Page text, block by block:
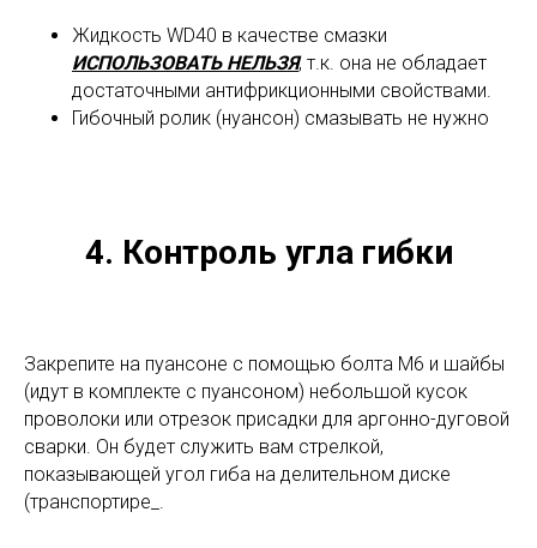
Жидкость WD40 в качестве смазки
ИСПОЛЬЗОВАТЬ НЕЛЬЗЯ, т.к. она не обладает
достаточными антифрикционными свойствами.
Гибочный ролик (нуансон) смазывать не нужно
4. Контроль угла гибки
Закрепите на пуансоне с помощью болта M6 и шайбы
(идут в комплекте с пуансоном) небольшой кусок
проволоки или отрезок присадки для аргонно-дуговой
сварки. Он будет служить вам стрелкой,
показывающей угол гиба на делительном диске
(транспортире_.